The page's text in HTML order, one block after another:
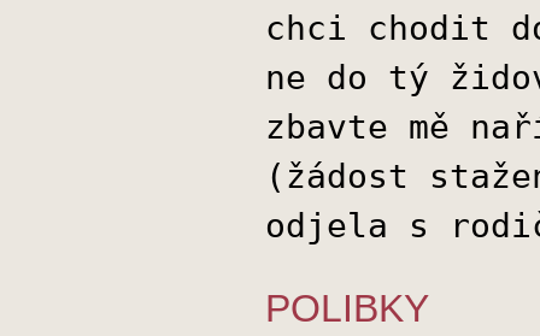
chci chodit
ne do tý
zbavte mě
(žádost
odjela s
POLIBKY